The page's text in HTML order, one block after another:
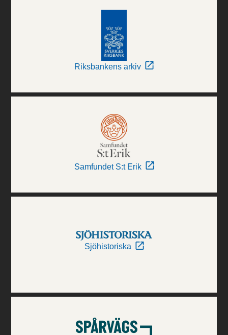
Riksbankens arkiv
Samfundet S:t Erik
Sjöhistoriska